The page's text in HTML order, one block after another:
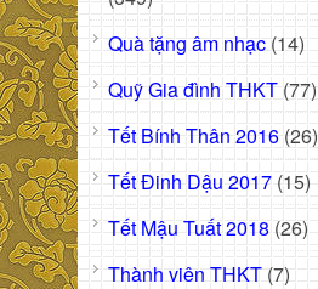
Quà tặng âm nhạc (14)
Quỹ Gia đình THKT (77)
Tết Bính Thân 2016 (26)
Tết Đinh Dậu 2017 (15)
Tết Mậu Tuất 2018 (26)
Thành viên THKT (7)